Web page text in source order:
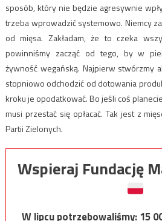
sposób, który nie będzie agresywnie
trzeba wprowadzić systemowo. Niemcy
od mięsa. Zakładam, że to czeka
powinniśmy zacząć od tego, by w
żywność wegańską. Najpierw stwórzmy
stopniowo odchodzić od dotowania
kroku je opodatkować. Bo jeśli coś
musi przestać się opłacać. Tak jest z
Partii Zielonych.
Wspieraj Fundację
W lipcu potrzebowaliśmy:15